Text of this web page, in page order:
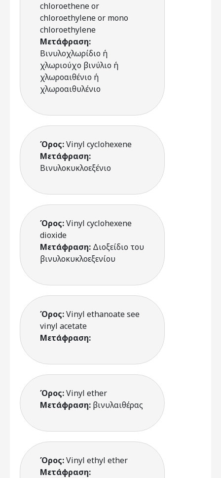
chloroethene or
chloroethylene or mono
chloroethylene
Μετάφραση:
Βινυλοχλωρίδιο ή
χλωριούχο βινύλιο ή
χλωροαιθένιο ή
χλωροαιθυλένιο
Όρος:Vinyl cyclohexene
Μετάφραση:
Βινυλοκυκλοεξένιο
Όρος:Vinyl cyclohexene
dioxide
Μετάφραση: Διοξείδιο του
βινυλοκυκλοεξενίου
Όρος:Vinyl ethanoate see
vinyl acetate
Μετάφραση:
Όρος:Vinyl ether
Μετάφραση: βινυλαιθέρας
Όρος:Vinyl ethyl ether
Μετάφραση: